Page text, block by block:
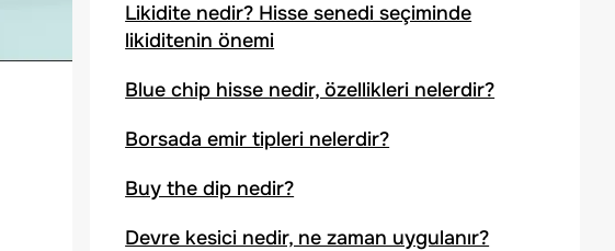
Likidite nedir? Hisse senedi seçiminde
likiditenin önemi
Blue chip hisse nedir, özellikleri nelerdir?
Borsada emir tipleri nelerdir?
Buy the dip nedir?
Devre kesici nedir, ne zaman uygulanır?